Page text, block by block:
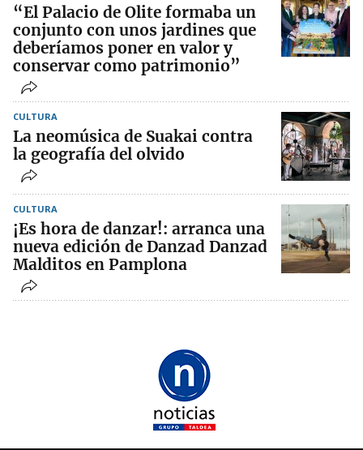
“El Palacio de Olite formaba un
conjunto con unos jardines que
deberíamos poner en valor y
conservar como patrimonio”
CULTURA
La neomúsica de Suakai contra
la geografía del olvido
CULTURA
¡Es hora de danzar!: arranca una
nueva edición de Danzad Danzad
Malditos en Pamplona